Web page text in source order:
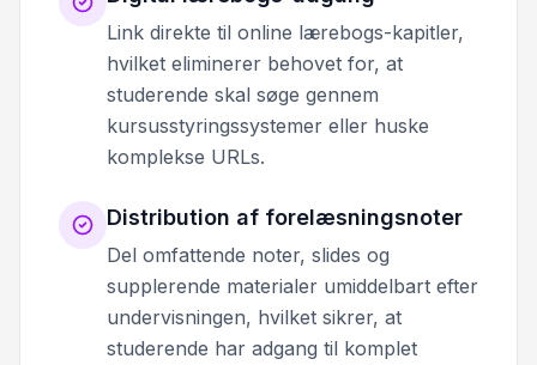
Link direkte til online lærebogs-kapitler,
hvilket eliminerer behovet for, at
studerende skal søge gennem
kursusstyringssystemer eller huske
komplekse URLs.
Distribution af forelæsningsnoter
Del omfattende noter, slides og
supplerende materialer umiddelbart efter
undervisningen, hvilket sikrer, at
studerende har adgang til komplet